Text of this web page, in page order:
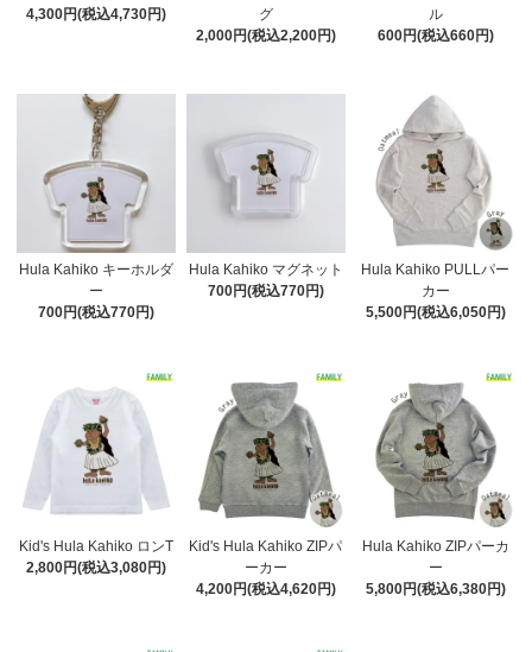
4,300円(税込4,730円)
グ
2,000円(税込2,200円)
ル
600円(税込660円)
Hula Kahiko キーホルダ
ー
700円(税込770円)
Hula Kahiko マグネット
700円(税込770円)
Hula Kahiko PULLパー
カー
5,500円(税込6,050円)
Kid's Hula Kahiko ロンT
2,800円(税込3,080円)
Kid's Hula Kahiko ZIPパ
ーカー
4,200円(税込4,620円)
Hula Kahiko ZIPパーカ
ー
5,800円(税込6,380円)